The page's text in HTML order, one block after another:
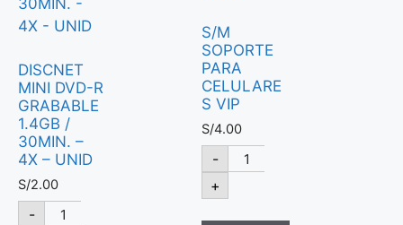
DISCNET
MINI DVD-R
GRABABLE
1.4GB /
30MIN. –
4X – UNID
S/2.00
-
S/M
SOPORTE
PARA
CELULARE
S VIP
S/4.00
-
+